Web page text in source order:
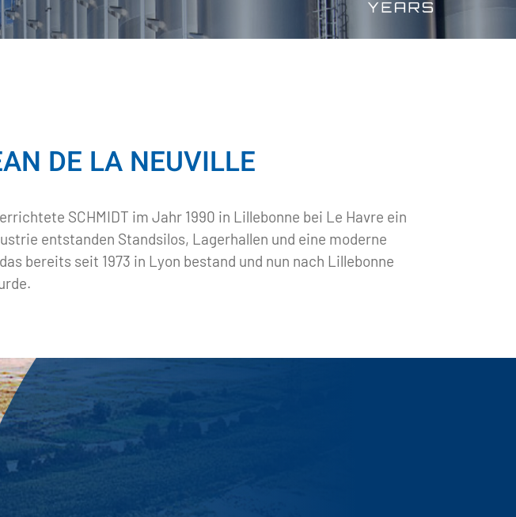
DE LA NEUVILLE
SCHMIDT im Jahr 1990 in Lillebonne bei Le Havre ein
entstanden Standsilos, Lagerhallen und eine moderne
bereits seit 1973 in Lyon bestand und nun nach Lillebonne